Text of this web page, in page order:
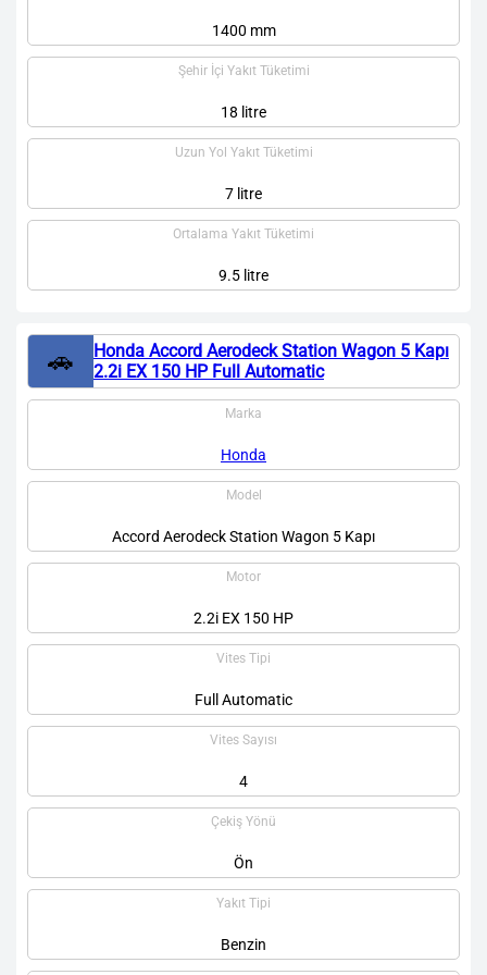
1400 mm
Şehir İçi Yakıt Tüketimi
18 litre
Uzun Yol Yakıt Tüketimi
7 litre
Ortalama Yakıt Tüketimi
9.5 litre
🚗
Honda Accord Aerodeck Station Wagon 5 Kapı
2.2i EX 150 HP Full Automatic
Marka
Honda
Model
Accord Aerodeck Station Wagon 5 Kapı
Motor
2.2i EX 150 HP
Vites Tipi
Full Automatic
Vites Sayısı
4
Çekiş Yönü
Ön
Yakıt Tipi
Benzin